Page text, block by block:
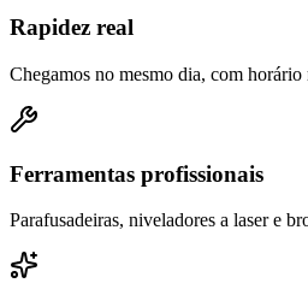
Rapidez real
Chegamos no mesmo dia, com horário
Ferramentas profissionais
Parafusadeiras, niveladores a laser e